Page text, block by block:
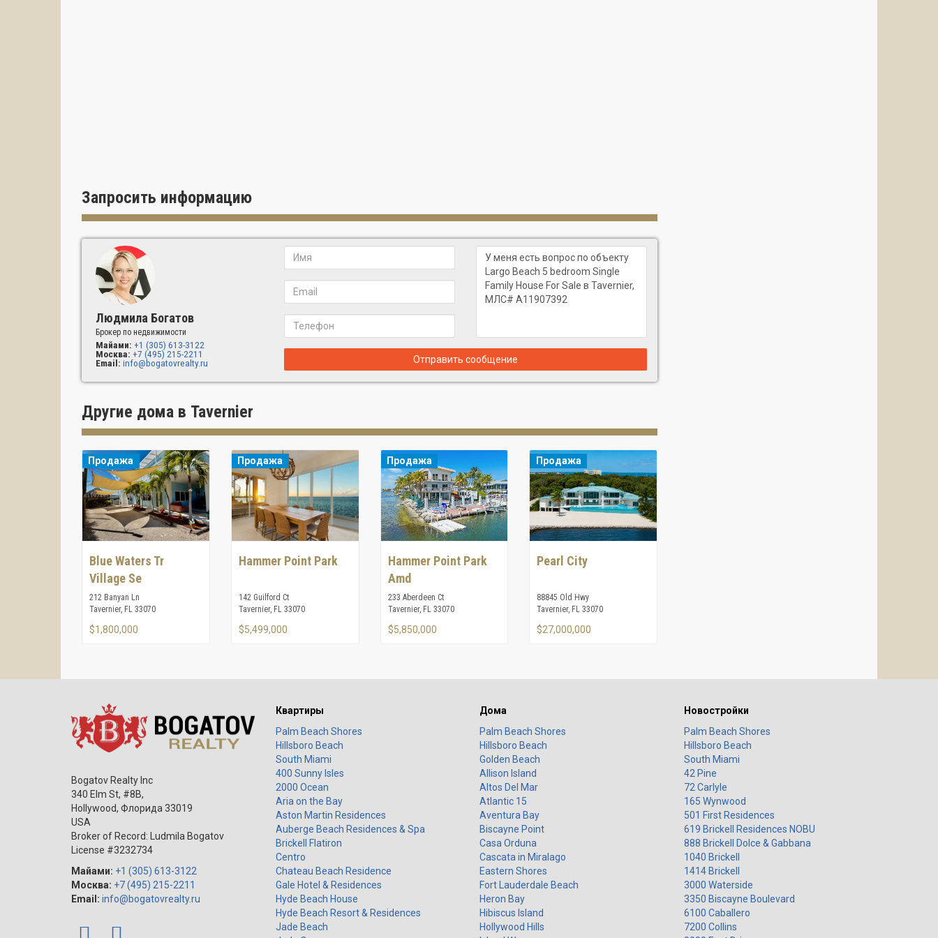
Запросить информацию
Людмила Богатов
Брокер по недвижимости
Майами: +1 (305) 613-3122
Москва: +7 (495) 215-2211
Email: info@bogatovrealty.ru Отправить сообщение
Другие дома в Tavernier
Продажа
Blue Waters Tr
Village Se
212 Banyan Ln
Tavernier, FL 33070
$1,800,000
Продажа
Hammer Point Park
142 Guilford Ct
Tavernier, FL 33070
$5,499,000
Продажа
Hammer Point Park
Amd
233 Aberdeen Ct
Tavernier, FL 33070
$5,850,000
Продажа
Pearl City
88845 Old Hwy
Tavernier, FL 33070
$27,000,000
Bogatov Realty Inc
340 Elm St, #8B,
Hollywood, Флорида 33019
USA
Broker of Record: Ludmila Bogatov
License #3232734
Майами: +1 (305) 613-3122
Москва: +7 (495) 215-2211
Email: info@bogatovrealty.ru
Квартиры
Palm Beach Shores
Hillsboro Beach
South Miami
400 Sunny Isles
2000 Ocean
Aria on the Bay
Aston Martin Residences
Auberge Beach Residences & Spa
Brickell Flatiron
Centro
Chateau Beach Residence
Gale Hotel & Residences
Hyde Beach House
Hyde Beach Resort & Residences
Jade Beach
Дома
Palm Beach Shores
Hillsboro Beach
Golden Beach
Allison Island
Altos Del Mar
Atlantic 15
Aventura Bay
Biscayne Point
Casa Orduna
Cascata in Miralago
Eastern Shores
Fort Lauderdale Beach
Heron Bay
Hibiscus Island
Hollywood Hills
Новостройки
Palm Beach Shores
Hillsboro Beach
South Miami
42 Pine
72 Carlyle
165 Wynwood
501 First Residences
619 Brickell Residences NOBU
888 Brickell Dolce & Gabbana
1040 Brickell
1414 Brickell
3000 Waterside
3350 Biscayne Boulevard
6100 Caballero
7200 Collins